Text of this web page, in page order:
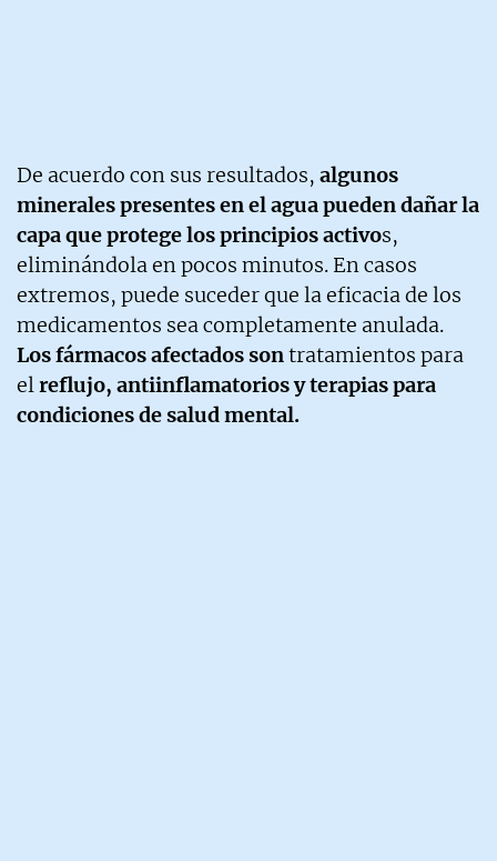
De acuerdo con sus resultados, algunos
minerales presentes en el agua pueden dañar la
capa que protege los principios activos,
eliminándola en pocos minutos. En casos
extremos, puede suceder que la eficacia de los
medicamentos sea completamente anulada.
Los fármacos afectados sontratamientos para
elreflujo, antiinflamatorios y terapias para
condiciones de salud mental.